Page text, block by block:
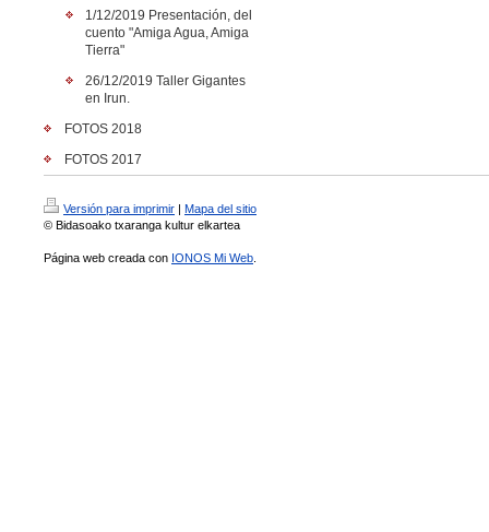
1/12/2019 Presentación, del
cuento "Amiga Agua, Amiga
Tierra"
26/12/2019 Taller Gigantes
en Irun.
FOTOS 2018
FOTOS 2017
Versión para imprimir | Mapa del sitio
© Bidasoako txaranga kultur elkartea
Página web creada con IONOS Mi Web